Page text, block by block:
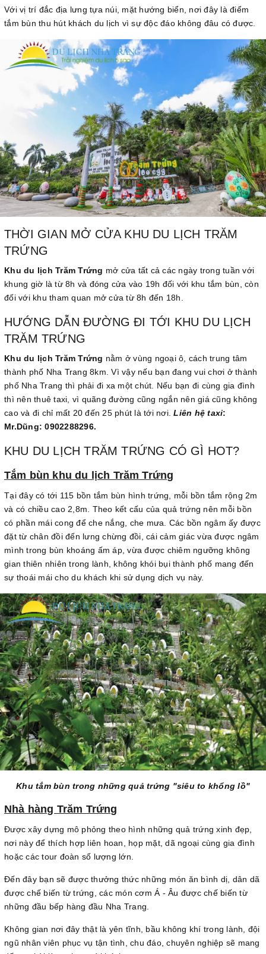
Với vị trí đắc địa lưng tựa núi, mặt hướng biển, nơi đây là điểm
tắm bùn thu hút khách du lịch vì sự độc đáo không đâu có được.
THỜI GIAN MỞ CỬA KHU DU LỊCH TRĂM
TRỨNG
Khu du lịch Trăm Trứng mở cửa tất cả các ngày trong tuần với
khung giờ là từ 8h và đóng cửa vào 19h đối với khu tắm bùn, còn
đối với khu tham quan mở cửa từ 8h đến 18h.
HƯỚNG DẪN ĐƯỜNG ĐI TỚI KHU DU LỊCH
TRĂM TRỨNG
Khu du lịch Trăm Trứng nằm ở vùng ngoại ô, cách trung tâm
thành phố Nha Trang 8km. Vì vậy nếu bạn đang vui chơi ở thành
phố Nha Trang thì phải đi xa một chút. Nếu bạn đi cùng gia đình
thì nên thuê taxi, vì quãng đường cũng ngắn nên giá cũng không
cao và đi chỉ mất 20 đến 25 phút là tới nơi.Liên hệ taxi:
Mr.Dũng: 0902288296.
KHU DU LỊCH TRĂM TRỨNG CÓ GÌ HOT?
Tắm bùn khu du lịch Trăm Trứng
Tại đây có tới 115 bồn tắm bùn hình trứng, mỗi bồn tắm rộng 2m
và có chiều cao 2,8m. Theo kết cấu của quả trứng nên mỗi bồn
có phần mái cong để che nắng, che mưa. Các bồn ngâm ấy được
đặt từ chân đồi đến lưng chừng đồi, cái cảm giác vừa được ngâm
mình trong bùn khoáng ấm áp, vừa được chiêm ngưỡng không
gian thiên nhiên trong lành, không khói bụi thành phố mang đến
sự thoái mái cho du khách khi sử dụng dịch vụ này.
Khu tắm bùn trong những quả trứng "siêu to khổng lồ"
Nhà hàng Trăm Trứng
Được xây dựng mô phỏng theo hình những quả trứng xinh đẹp,
nơi này để thích hợp liên hoan, họp mặt, dã ngoại cùng gia đình
hoặc các tour đoàn số lượng lớn.
Đến đây bạn sẽ được thưởng thức những món ăn bình dị, dân dã
được chế biến từ trứng, các món cơm Á - Âu được chế biến từ
những đầu bếp hàng đầu Nha Trang.
Không gian nơi đây thật là yên tĩnh, bầu không khí trong lành, đội
ngũ nhân viên phục vụ tận tình, chu đáo, chuyên nghiệp sẽ mang